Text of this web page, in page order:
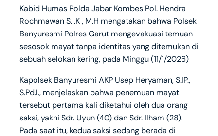
Kabid Humas Polda Jabar Kombes Pol. Hendra
Rochmawan S.I.K , M.H mengatakan bahwa Polsek
Banyuresmi Polres Garut mengevakuasi temuan
sesosok mayat tanpa identitas yang ditemukan di
sebuah selokan kering, pada Minggu (11/1/2026)
Kapolsek Banyuresmi AKP Usep Heryaman, S.IP.,
S.Pd.I., menjelaskan bahwa penemuan mayat
tersebut pertama kali diketahui oleh dua orang
saksi, yakni Sdr. Uyun (40) dan Sdr. Ilham (28).
Pada saat itu, kedua saksi sedang berada di